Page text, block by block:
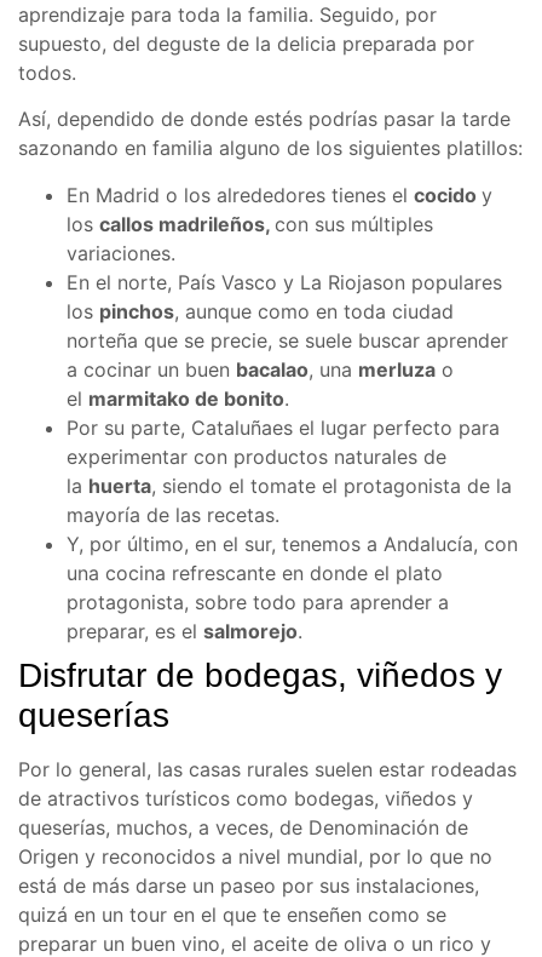
aprendizaje para toda la familia. Seguido, por
supuesto, del deguste de la delicia preparada por
todos.
Así, dependido de donde estés podrías pasar la tarde
sazonando en familia alguno de los siguientes platillos:
En Madrid o los alrededores tienes el cocido y
los callos madrileños, con sus múltiples
variaciones.
En el norte, País Vasco y La Riojason populares
los pinchos, aunque como en toda ciudad
norteña que se precie, se suele buscar aprender
a cocinar un buen bacalao, una merluza o
el marmitako de bonito.
Por su parte, Cataluñaes el lugar perfecto para
experimentar con productos naturales de
la huerta, siendo el tomate el protagonista de la
mayoría de las recetas.
Y, por último, en el sur, tenemos a Andalucía, con
una cocina refrescante en donde el plato
protagonista, sobre todo para aprender a
preparar, es el salmorejo.
Disfrutar de bodegas, viñedos y
queserías
Por lo general, las casas rurales suelen estar rodeadas
de atractivos turísticos como bodegas, viñedos y
queserías, muchos, a veces, de Denominación de
Origen y reconocidos a nivel mundial, por lo que no
está de más darse un paseo por sus instalaciones,
quizá en un tour en el que te enseñen como se
preparar un buen vino, el aceite de oliva o un rico y